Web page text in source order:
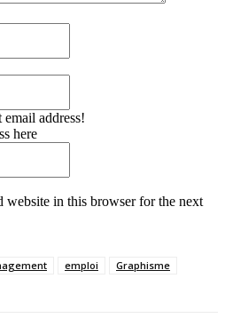
address!
here
website in this browser for the next
emploi
Graphisme